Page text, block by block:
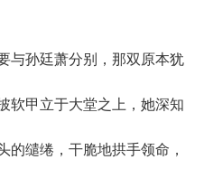
孙廷萧分别，那双原本犹
软甲立于大堂之上，她深知
的缱绻，干脆地拱手领命，